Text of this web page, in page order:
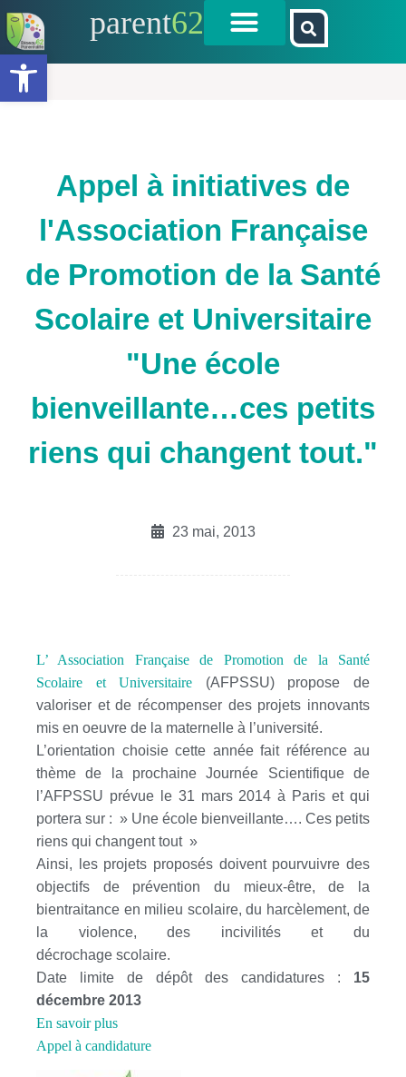
Ouvrir la barre d’outils
parent62
Appel à initiatives de
l'Association Française
de Promotion de la Santé
Scolaire et Universitaire
"Une école
bienveillante…ces petits
riens qui changent tout."
23 mai, 2013
L’ Association Française de Promotion de la Santé
Scolaire et Universitaire (AFPSSU) propose de
valoriser et de récompenser des projets innovants
mis en oeuvre de la maternelle à l’université.
L’orientation choisie cette année fait référence au
thème de la prochaine Journée Scientifique de
l’AFPSSU prévue le 31 mars 2014 à Paris et qui
portera sur : » Une école bienveillante…. Ces petits
riens qui changent tout »
Ainsi, les projets proposés doivent pourvuivre des
objectifs de prévention du mieux-être, de la
bientraitance en milieu scolaire, du harcèlement, de
la violence, des incivilités et du
décrochage scolaire.
Date limite de dépôt des candidatures : 15
décembre 2013
En savoir plus
Appel à candidature